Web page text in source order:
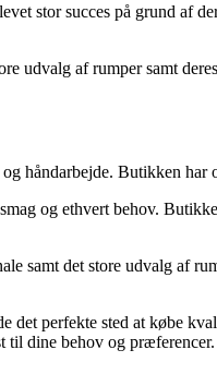
stor succes på grund af
udvalg af rumper samt
Butikken har
og ethvert behov.
samt det store udvalg af
perfekte sted at købe
dine behov og